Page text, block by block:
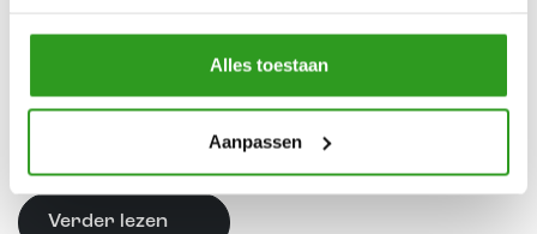
Alles toestaan
Aanpassen
Na de sleuteloverdracht begonnen ze direct met de
op de wensenlijst: de keuken en de badkamer.
Verder lezen